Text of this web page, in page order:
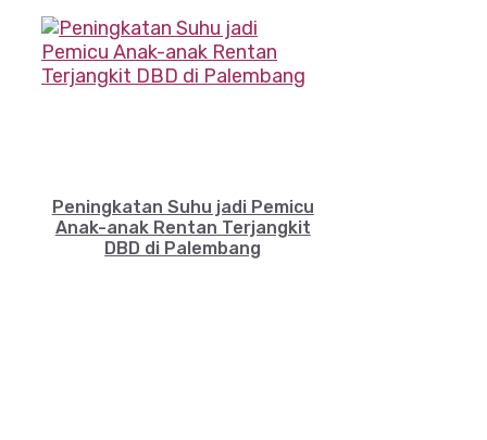
Peningkatan Suhu jadi Pemicu
Anak-anak Rentan Terjangkit
DBD di Palembang